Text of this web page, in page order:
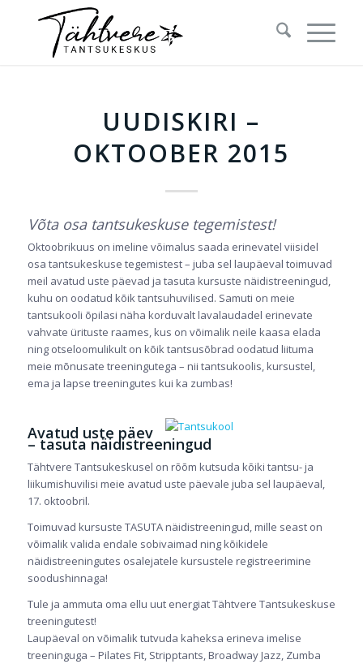
UUDISKIRI –
OKTOOBER 2015
Võta osa tantsukeskuse tegemistest!
Oktoobrikuus on imeline võimalus saada erinevatel viisidel
osa tantsukeskuse tegemistest – juba sel laupäeval toimuvad
meil avatud uste päevad ja tasuta kursuste näidistreeningud,
kuhu on oodatud kõik tantsuhuvilised. Samuti on meie
tantsukooli õpilasi näha korduvalt lavalaudadel erinevate
vahvate ürituste raames, kus on võimalik neile kaasa elada
ning otseloomulikult on kõik tantsusõbrad oodatud liituma
meie mõnusate treeningutega – nii tantsukoolis, kursustel,
ema ja lapse treeningutes kui ka zumbas!
Avatud uste päev
– tasuta näidistreeningud
Tähtvere Tantsukeskusel on rõõm kutsuda kõiki tantsu- ja
liikumishuvilisi meie avatud uste päevale juba sel laupäeval,
17. oktoobril.
Toimuvad kursuste TASUTA näidistreeningud, mille seast on
võimalik valida endale sobivaimad ning kõikidele
näidistreeningutes osalejatele kursustele registreerimine
soodushinnaga!
Tule ja ammuta oma ellu uut energiat Tähtvere Tantsukeskuse
treeningutest!
Laupäeval on võimalik tutvuda kaheksa erineva imelise
treeninguga – Pilates Fit, Stripptants, Broadway Jazz, Zumba